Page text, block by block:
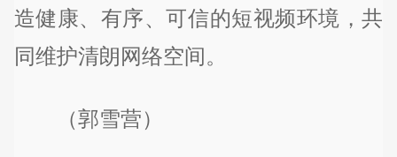
造健康、有序、可信的短视频环境，共
同维护清朗网络空间。
（郭雪营）